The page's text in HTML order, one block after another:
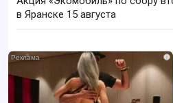
в Яранске 15 августа
i